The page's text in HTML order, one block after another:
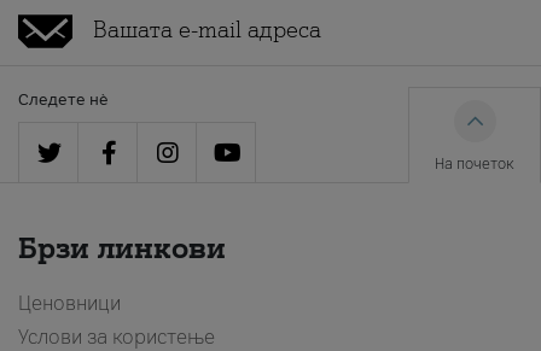
Следете нè
На почеток
Брзи линкови
Ценовници
Услови за користење